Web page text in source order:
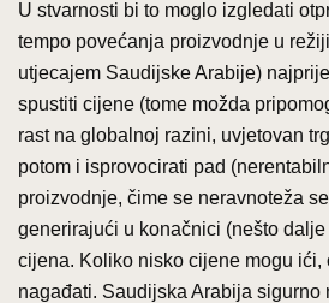
U stvarnosti bi to moglo izgledati
tempo povećanja proizvodnje u
utjecajem Saudijske Arabije)
spustiti cijene (tome možda
rast na globalnoj razini, uvjetovan
potom i isprovocirati pad
proizvodnje, čime se neravnoteža
generirajući u konačnici (nešto
cijena. Koliko nisko cijene mogu ići,
nagađati. Saudijska Arabija sigurno